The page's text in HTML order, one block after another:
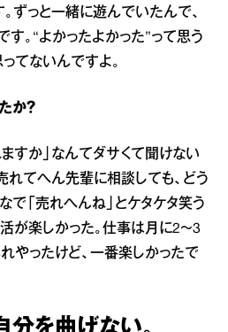
。ずっと一緒に遊んでいたんで、
す。“よかったよかった”って思う
てないんですよ。
か？
ますか」なんてダサくて聞けない
れてへん先輩に相談しても、どう
で「売れへんね」とケタケタ笑う
が楽しかった。仕事は月に2～3
やったけど、一番楽しかったで